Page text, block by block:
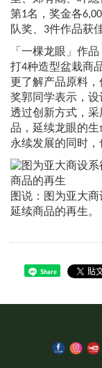
第1名，奖金各
队奖、3件作品获
「一棵龙眼」作
打4种造型盆栽商
更了解产品原料
奖郭同学表示，设
透过创新方式，
品，延续龙眼的
永续发展的同时，
图说：图为亚大
延续商品的再生。
Share